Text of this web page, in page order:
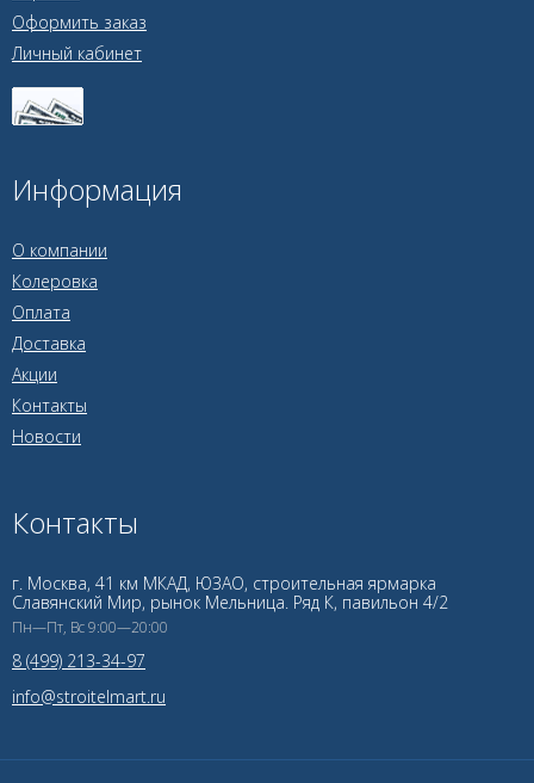
Оформить заказ
Личный кабинет
Информация
О компании
Колеровка
Оплата
Доставка
Акции
Контакты
Новости
Контакты
г. Москва, 41 км МКАД, ЮЗАО, строительная ярмарка
Славянский Мир, рынок Мельница. Ряд К, павильон 4/2
Пн—Пт, Вс 9:00—20:00
8 (499) 213-34-97
info@stroitelmart.ru